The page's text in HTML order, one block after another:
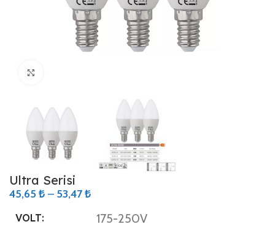
Ultra Serisi
45,65 ₺ – 53,47₺
VOLT: 175-250V